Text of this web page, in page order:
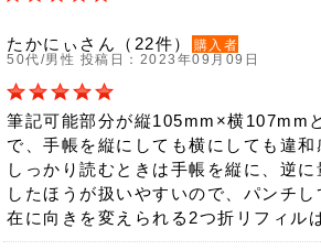
たかにぃさん（22件）
購入者
50代/男性 投稿日：2023年09月09日
筆記可能部分が縦105mm×横107mm
で、手帳を縦にしても横にしても違和
しっかり読むときは手帳を縦に、逆
したほうが扱いやすいので、パンチ
在に向きを変えられる2つ折リフィル